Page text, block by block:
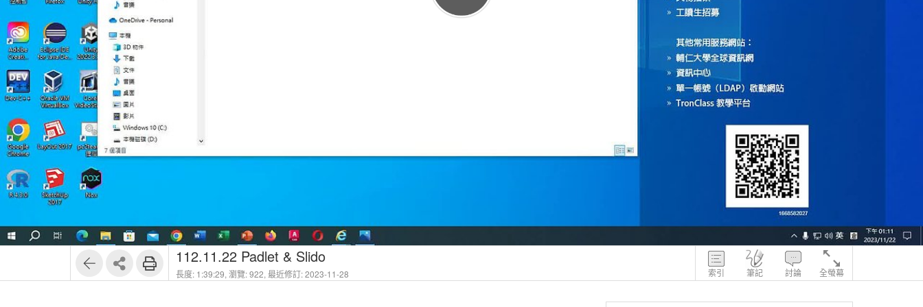
116
索引 筆記 討論 全螢幕
112.11.22 Padlet & Slido
長度: 1:39:29, 瀏覽: 922, 最近修訂: 2023-11-28